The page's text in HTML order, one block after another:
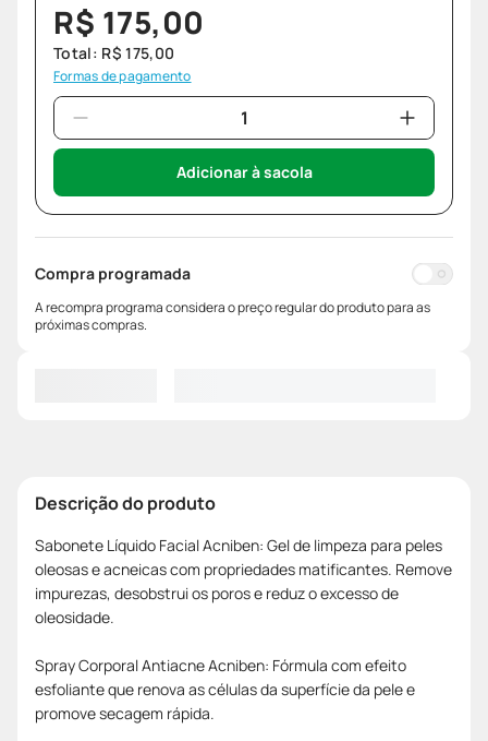
R$ 175,00
Total: R$ 175,00
Formas de pagamento
Adicionar à sacola
Compra programada
A recompra programa considera o preço regular do produto para as
próximas compras.
Descrição do produto
Sabonete Líquido Facial Acniben: Gel de limpeza para peles
oleosas e acneicas com propriedades matificantes. Remove
impurezas, desobstrui os poros e reduz o excesso de
oleosidade.
Spray Corporal Antiacne Acniben: Fórmula com efeito
esfoliante que renova as células da superfície da pele e
promove secagem rápida.